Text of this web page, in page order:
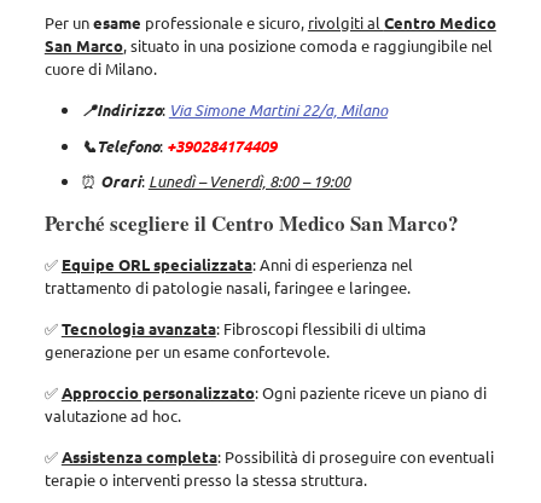
Per unesame professionale e sicuro, rivolgiti al Centro Medico
San Marco, situato in una posizione comoda e raggiungibile nel
cuore di Milano.
📍Indirizzo: Via Simone Martini 22/a, Milano
📞Telefono:+390284174409
⏰ Orari: Lunedì – Venerdì, 8:00 – 19:00
Perché scegliere il Centro Medico San Marco?
✅ Equipe ORL specializzata: Anni di esperienza nel
trattamento di patologie nasali, faringee e laringee.
✅Tecnologia avanzata: Fibroscopi flessibili di ultima
generazione per un esame confortevole.
✅Approccio personalizzato: Ogni paziente riceve un piano di
valutazione ad hoc.
✅Assistenza completa: Possibilità di proseguire con eventuali
terapie o interventi presso la stessa struttura.